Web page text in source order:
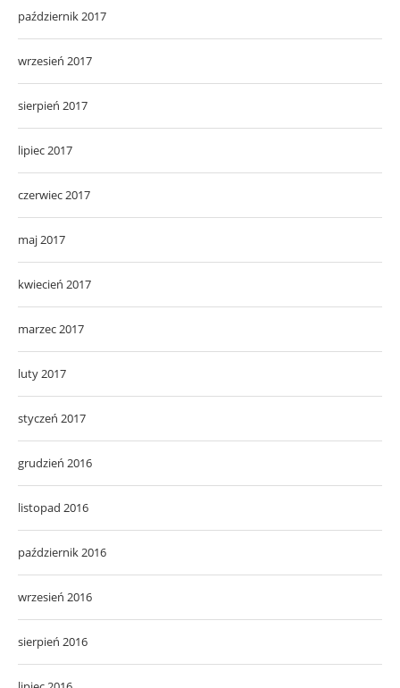
październik 2017
wrzesień 2017
sierpień 2017
lipiec 2017
czerwiec 2017
maj 2017
kwiecień 2017
marzec 2017
luty 2017
styczeń 2017
grudzień 2016
listopad 2016
październik 2016
wrzesień 2016
sierpień 2016